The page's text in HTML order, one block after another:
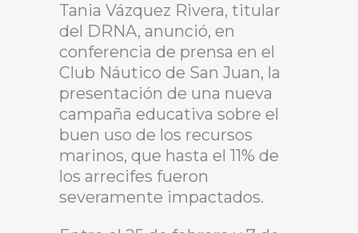
Tania Vázquez Rivera, titular
del DRNA, anunció, en
conferencia de prensa en el
Club Náutico de San Juan, la
presentación de una nueva
campaña educativa sobre el
buen uso de los recursos
marinos, que hasta el 11% de
los arrecifes fueron
severamente impactados.